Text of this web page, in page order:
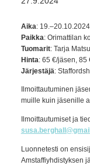
Aika: 19.–20.10.2024
Paikka: Orimattilan
Tuomarit: Tarja
Hinta: 65 €/jäsen, 85
Järjestäjä:
Ilmoittautuminen
muille kuin jäsenille
Ilmoittautumiset ja
Luonnetesti on
Amstaffiyhdistyksen